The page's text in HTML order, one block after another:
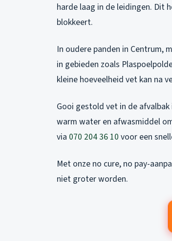
harde laag in de leidingen. Dit
blokkeert.
In oudere panden in Centrum,
in gebieden zoals
kleine hoeveelheid vet kan na
Gooi gestold vet in de
warm water en afwasmiddel
via 070 204 36 10 voor een
Met onze no cure, no pay-
niet groter worden.